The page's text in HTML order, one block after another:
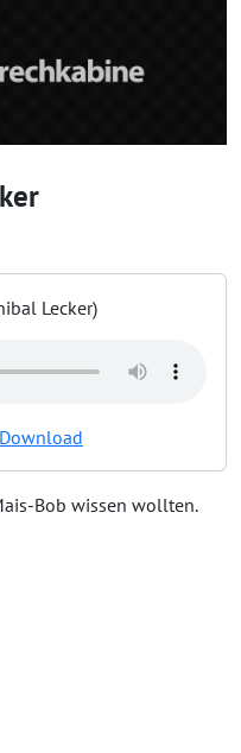
Lecker)
Download
Bob wissen wollten.